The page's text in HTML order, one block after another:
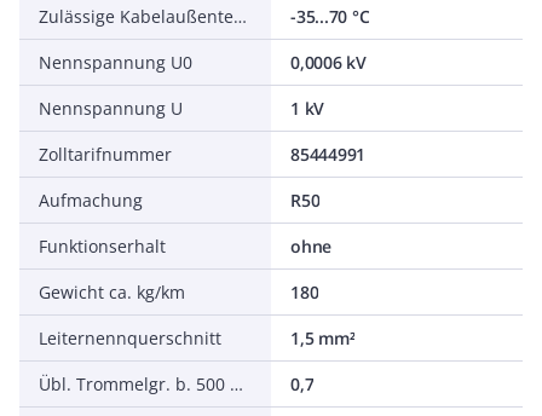
Zulässige Kabelaußentemperatur nach Montage ohne Erschütterung
-35...70 °C
Nennspannung U0
0,0006 kV
Nennspannung U
1 kV
Zolltarifnummer
85444991
Aufmachung
R50
Funktionserhalt
ohne
Gewicht ca. kg/km
180
Leiternennquerschnitt
1,5 mm²
Übl. Trommelgr. b. 500 m Ø m
0,7